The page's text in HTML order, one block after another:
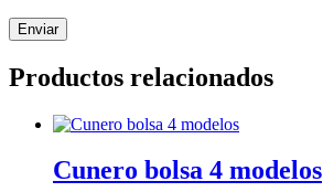
Productos relacionados
Cunero bolsa 4 modelos